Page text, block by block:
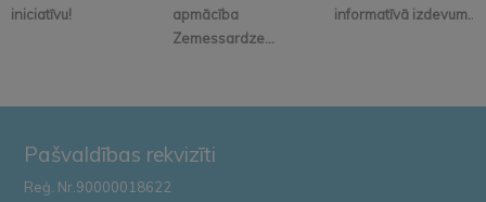
iniciatīvu!
apmācība
Zemessardze...
informatīvā izdevum...
Pašvaldības rekvizīti
Reģ. Nr.90000018622